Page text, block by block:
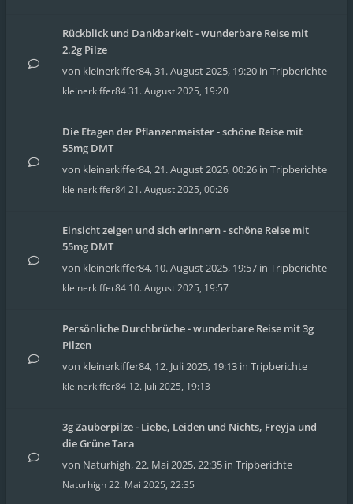
Rückblick und Dankbarkeit - wunderbare Reise mit
2.2g Pilze
von kleinerkiffer84,31. August 2025, 19:20 in Tripberichte
kleinerkiffer8431. August 2025, 19:20
Die Etagen der Pflanzenmeister - schöne Reise mit
55mg DMT
von kleinerkiffer84,21. August 2025, 00:26 in Tripberichte
kleinerkiffer8421. August 2025, 00:26
Einsicht zeigen und sich erinnern - schöne Reise mit
55mg DMT
von kleinerkiffer84, 10. August 2025, 19:57 in Tripberichte
kleinerkiffer84 10. August 2025, 19:57
Persönliche Durchbrüche - wunderbare Reise mit 3g
Pilzen
von kleinerkiffer84, 12. Juli 2025, 19:13 in Tripberichte
kleinerkiffer84 12. Juli 2025, 19:13
3g Zauberpilze - Liebe, Leiden und Nichts, Freyja und
die Grüne Tara
von Naturhigh,22. Mai 2025, 22:35 in Tripberichte
Naturhigh22. Mai 2025, 22:35